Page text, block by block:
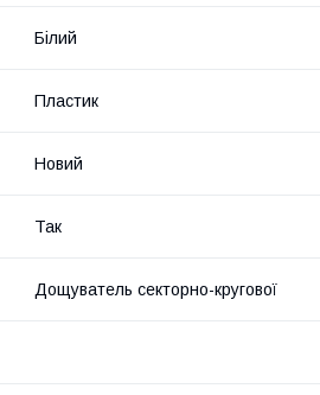
Білий
Пластик
Новий
Так
Дощуватель секторно-кругової